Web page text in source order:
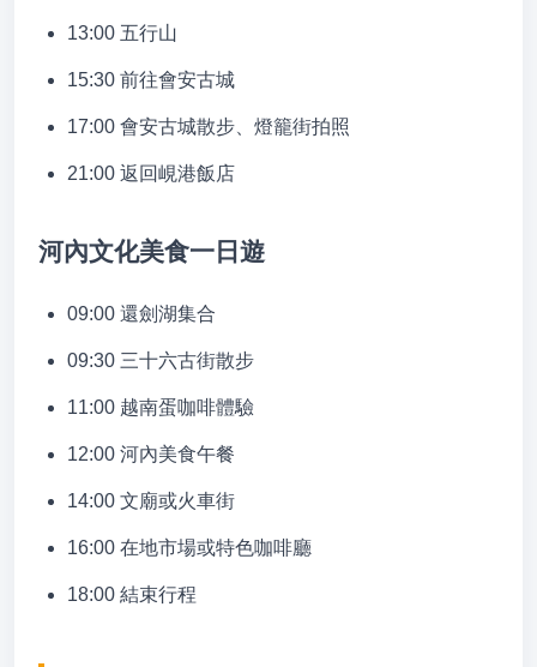
13:00 五行山
15:30 前往會安古城
17:00 會安古城散步、燈籠街拍照
21:00 返回峴港飯店
河內文化美食一日遊
09:00 還劍湖集合
09:30 三十六古街散步
11:00 越南蛋咖啡體驗
12:00 河內美食午餐
14:00 文廟或火車街
16:00 在地市場或特色咖啡廳
18:00 結束行程